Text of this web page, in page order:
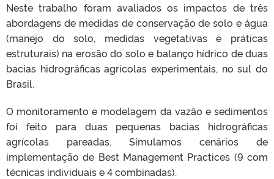
Neste trabalho foram avaliados os impactos de três
abordagens de medidas de conservação de solo e água
(manejo do solo, medidas vegetativas e práticas
estruturais) na erosão do solo e balanço hídrico de duas
bacias hidrográficas agrícolas experimentais, no sul do
Brasil.
O monitoramento e modelagem da vazão e sedimentos
foi feito para duas pequenas bacias hidrográficas
agrícolas pareadas. Simulamos cenários de
implementação de Best Management Practices (9 com
técnicas individuais e 4 combinadas).